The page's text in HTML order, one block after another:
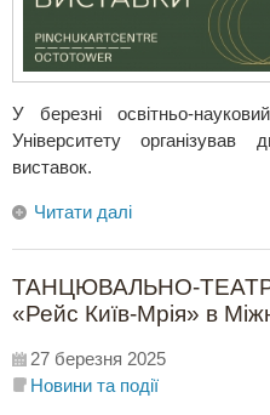
У березні освітньо-
Університету організував
виставок.
Читати далі
ТАНЦЮВАЛЬНО-
«Рейс Київ-Мрія» в
27 березня 2025
Новини та події